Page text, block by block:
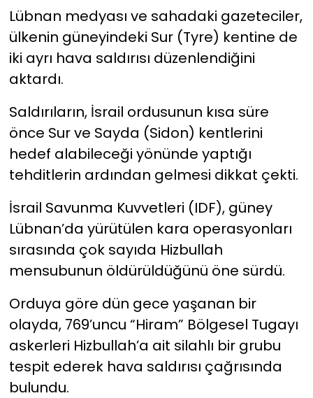
Lübnan medyası ve sahadaki gazeteciler,
ülkenin güneyindeki Sur (Tyre) kentine de
iki ayrı hava saldırısı düzenlendiğini
aktardı.
Saldırıların, İsrail ordusunun kısa süre
önce Sur ve Sayda (Sidon) kentlerini
hedef alabileceği yönünde yaptığı
tehditlerin ardından gelmesi dikkat çekti.
İsrail Savunma Kuvvetleri (IDF), güney
Lübnan’da yürütülen kara operasyonları
sırasında çok sayıda Hizbullah
mensubunun öldürüldüğünü öne sürdü.
Orduya göre dün gece yaşanan bir
olayda, 769’uncu “Hiram” Bölgesel Tugayı
askerleri Hizbullah’a ait silahlı bir grubu
tespit ederek hava saldırısı çağrısında
bulundu.